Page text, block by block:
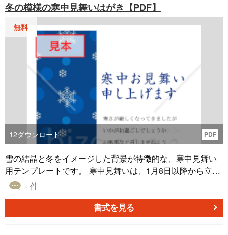
・冬の雪景色と淡い配色が、季節感を美しく演出します。
・余白を活かしたレイアウトで、オリジナルメッセージを
添える際に便利です。 ■寒中見舞いとは ・松の内（1月7
日）後から立春（2月3日頃）までに送る挨拶状です。 ・年
始の挨拶が遅れた場合や、喪中で年賀状を控えた場合に活
用されます。 ・寒冷地に住む方への気遣いや、感謝の気持
ちを伝える手段としても適しています。 ■テンプレートの
利用メリット ・PDF形式のため、編集後すぐに印刷して利
用可能です。 ・無料ダウンロード可能で、誰でも手軽にご
利用いただけます。
冬の模様の寒中見舞いはがき【PDF】
無料
12ダウンロード PDF
雪の結晶と冬をイメージした背景が特徴的な、寒中見舞い
用テンプレートです。 寒中見舞いは、1月8日以降から立春
（2月3日頃）までの期間に送る挨拶状として適しており、
ど、さまざまな場面で活用できます。本テンプレートはPD
F形式で無料ダウンロードが可能で、差出人情報やメッセー
- 件
書式を見る